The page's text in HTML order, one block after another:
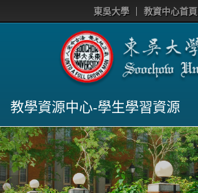
東吳大學 教資中心首頁
教學資源中心-學生學習資源